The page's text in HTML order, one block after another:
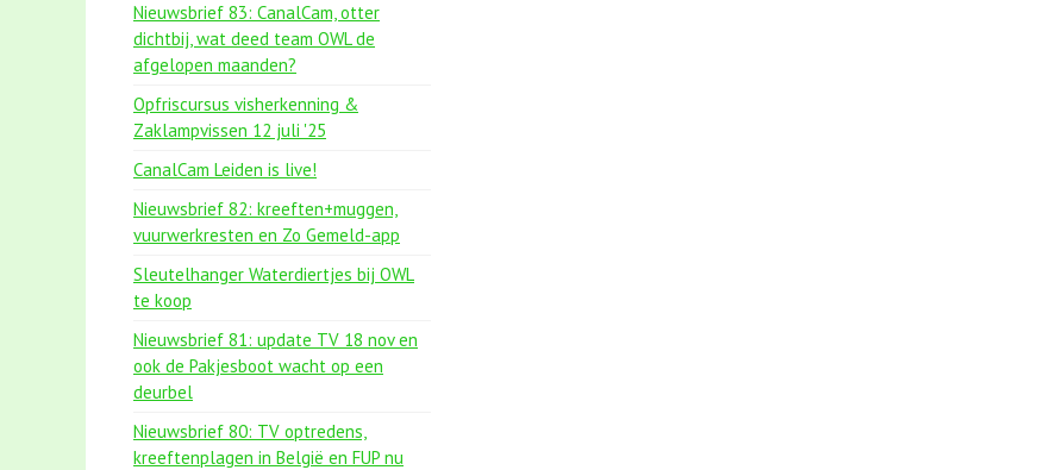
Nieuwsbrief 83: CanalCam, otter
dichtbij, wat deed team OWL de
afgelopen maanden?
Opfriscursus visherkenning &
Zaklampvissen 12 juli '25
CanalCam Leiden is live!
Nieuwsbrief 82: kreeften+muggen,
vuurwerkresten en Zo Gemeld-app
Sleutelhanger Waterdiertjes bij OWL
te koop
Nieuwsbrief 81: update TV 18 nov en
ook de Pakjesboot wacht op een
deurbel
Nieuwsbrief 80: TV optredens,
kreeftenplagen in België en FUP nu